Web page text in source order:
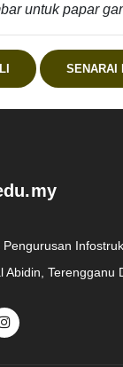
untuk papar
SENARAI
Abidin, Terengganu